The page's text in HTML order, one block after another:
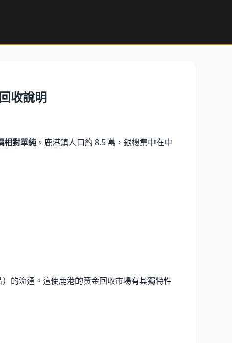
收說明
相對單純 。鹿港鎮人口約 8.5 萬 ，銀樓集中在中
的流通。這使鹿港的黃金回收市場有其獨特性